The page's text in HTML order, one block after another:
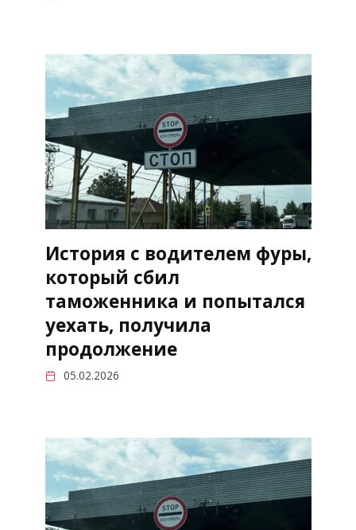
История с водителем фуры,
который сбил
таможенника и попытался
уехать, получила
продолжение
05.02.2026